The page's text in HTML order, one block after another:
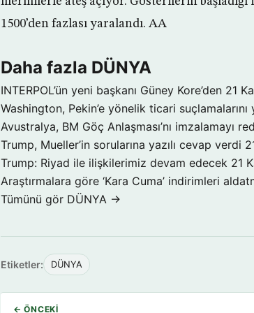
1500’den fazlası yaralandı. AA
Daha fazla DÜNYA
INTERPOL’ün yeni başkanı Güney Kore’den 21
Washington, Pekin’e yönelik ticari suçlamalarını
Avustralya, BM Göç Anlaşması’nı imzalamayı
Trump, Mueller’in sorularına yazılı cevap verdi
Trump: Riyad ile ilişkilerimiz devam edecek 21
Araştırmalara göre ‘Kara Cuma’ indirimleri
Tümünü gör DÜNYA →
Etiketler: DÜNYA
← ÖNCEKI